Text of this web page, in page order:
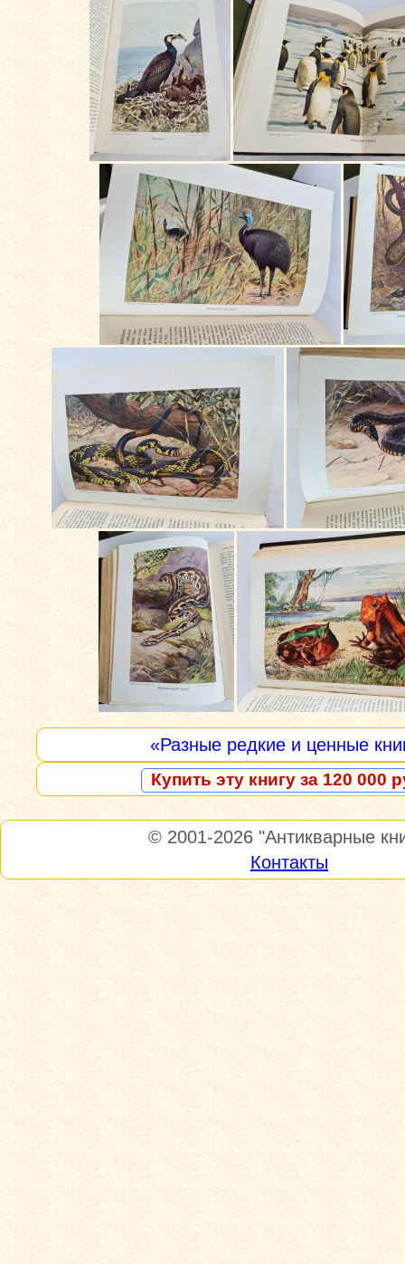
«Разные редкие и ценные
Купить эту книгу за 120 000
© 2001-2026 "Антикварные
Контакты